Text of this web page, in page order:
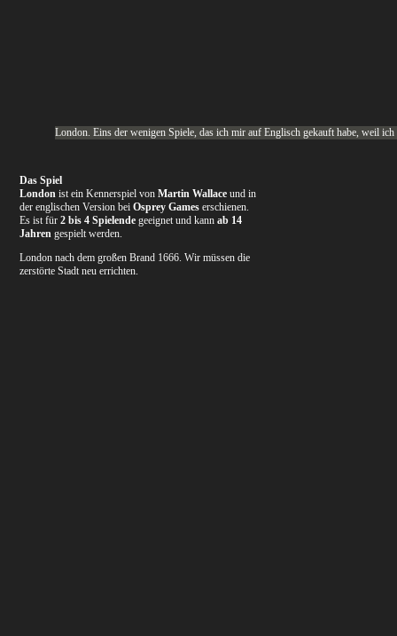
London. Eins der wenigen Spiele, das ich mir auf Englisch gekauft habe, weil
Das Spiel
Londonist ein Kennerspiel vonMartin Wallace und in
der englischen Version beiOsprey Games erschienen.
Es ist für 2 bis 4 Spielende geeignet und kannab 14
Jahren gespielt werden.
London nach dem großen Brand 1666. Wir müssen die
zerstörte Stadt neu errichten.